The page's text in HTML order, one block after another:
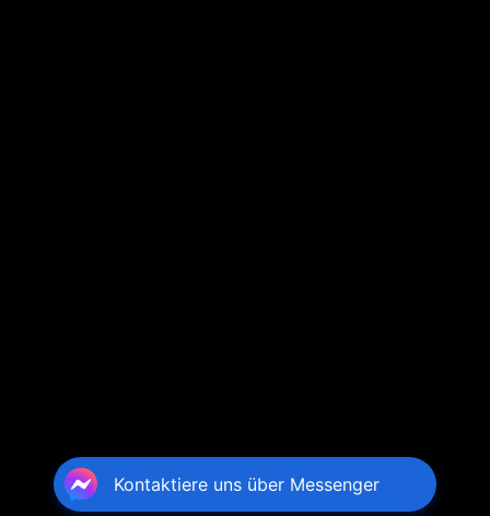
Kontaktiere uns über Messenger